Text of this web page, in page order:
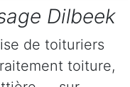
Dilbeek
de toituriers
toiture,